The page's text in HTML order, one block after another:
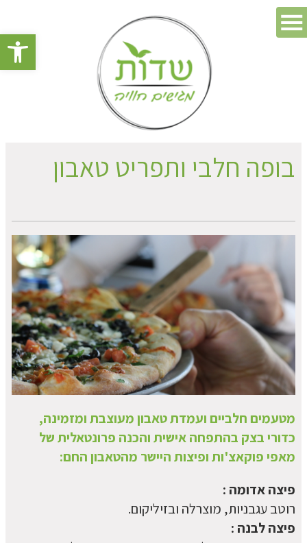
פתח
בופה חלבי ותפריט טאבון
מטעמים חלביים ועמדת טאבון מעוצבת ומזמינה,
כדורי בצק בהתפחה אישית והכנה פרונטאלית של
מאפי פוקאצ'ות ופיצות היישר מהטאבון החם:
פיצה אדומה :
רוטב עגבניות, מוצרלה ובזיליקום.
פיצה לבנה :